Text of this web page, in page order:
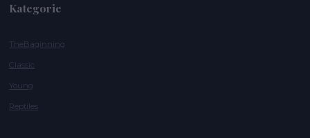
Kategorie
TheBaginning
Classic
Young
Reptiles